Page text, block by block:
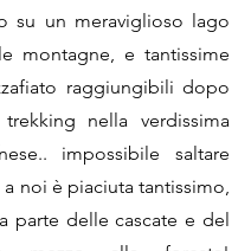
su un meraviglioso lago
montagne, e tantissime
raggiungibili dopo
trekking nella verdissima
impossibile saltare
a noi è piaciuta tantissimo,
parte delle cascate e del